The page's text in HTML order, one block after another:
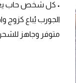
• كل شخص حاب
الجورب يُباع كزوج
متوفر وجاهز